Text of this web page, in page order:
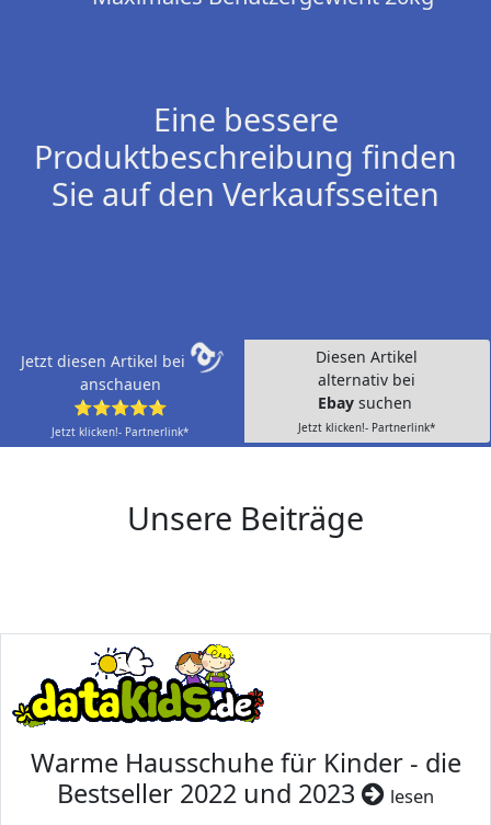
Eine bessere
Produktbeschreibung finden
Sie auf den Verkaufsseiten
Jetzt diesen Artikel bei
anschauen
⭐⭐⭐⭐⭐
Jetzt klicken!- Partnerlink*
Diesen Artikel
alternativ bei
Ebay suchen
Jetzt klicken!- Partnerlink*
Unsere Beiträge
Warme Hausschuhe für Kinder - die
Bestseller 2022 und 2023
lesen